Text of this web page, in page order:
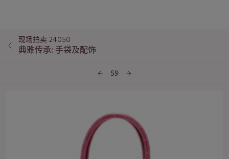
现场拍卖 24050
典雅传承: 手袋及配饰
59